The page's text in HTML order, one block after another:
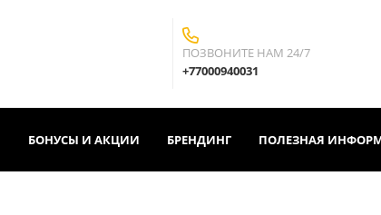
ПОЗВОНИТЕ НАМ 24/7
+77000940031
БОНУСЫ И АКЦИИ БРЕНДИНГ ПОЛЕЗНАЯ